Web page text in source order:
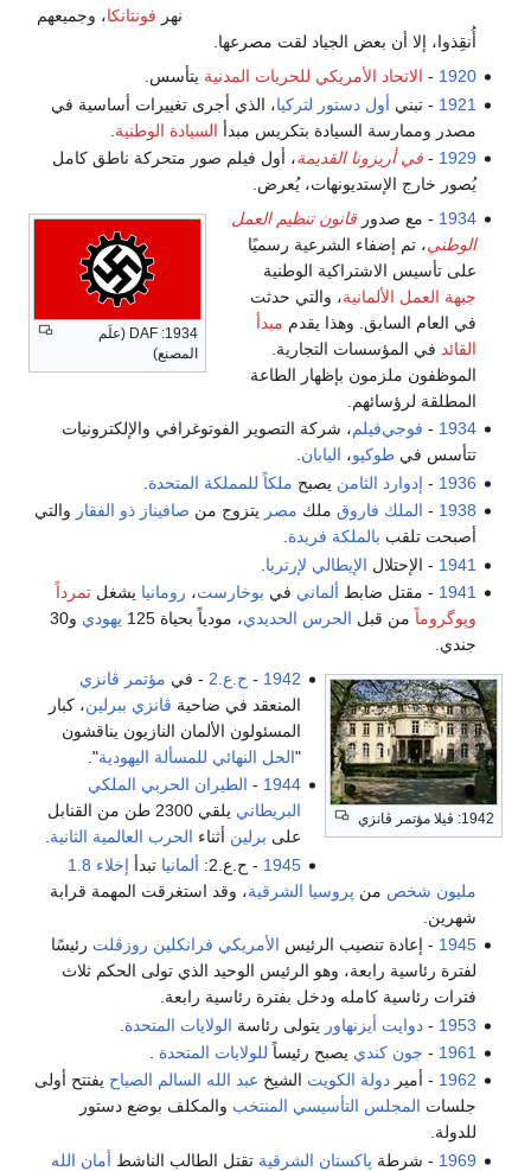
نهر فونتانكا، وجميعهم
أُنقِذوا، إلا أن بعض الجياد لقت مصرعها.
1920
- الاتحاد الأمريكي للحريات المدنية يتأسس.
1921 - تبني أول دستور لتركيا، الذي أجرى تغييرات أساسية في
مصدر وممارسة السيادة بتكريس مبدأ السيادة الوطنية
1929
-في أريزونا القديمة، أول فيلم صور متحركة ناطق كامل
يُصور خارج الإستديونهات، يُعرض.
1934: DAF (علَم
المصنع)
1934 - مع صدورقانون تنظيم العمل
الوطني، تم إضفاء الشرعية رسميًا
على تأسيس الاشتراكية الوطنية
جبهة العمل الألمانية، والتي حدثت
في العام السابق. وهذا يقدم مبدأ
القائد في المؤسسات التجارية.
الموظفون ملزمون بإظهار الطاعة
المطلقة لرؤسائهم.
1934
- فوجي‌فيلم، شركة التصوير الفوتوغرافي والإلكترونيات
تتأسس فيطوكيو، اليابان.
1936
- إدوارد الثامن يصبح ملكاً للمملكة المتحدة
1938
- الملك فاروق ملك مصر يتزوج من صافيناز ذو الفقار والتي
أصبحت تلقب بالملكة فريدة.
1941 - الإحتلال الإيطالي لإرتريا
1941 - مقتل ضابط ألماني في بوخارست، رومانيا يشغلتمرداً
وپوگروماً من قبل الحرس الحديدي، مودياً بحياة 125 يهودي
و30
جندي.
1942: ڤيلا مؤتمر ڤانزي
1942
- ح.ع.2 - في مؤتمر ڤانزي
المنعقد في ضاحية ڤانزي ببرلين، كبار
المسئولون الألمان النازيون يناقشون
"الحل النهائي للمسألة اليهودية".
1944
- الطيران الحربي الملكي
البريطاني
يلقي 2300 طن من القنابل
على برلين أثناء الحرب العالمية الثانية.
1945 - ح.ع.2: ألمانيا تبدأ
إخلاء 1.8
مليون شخص من پروسيا الشرقية، وقد استغرقت المهمة قرابة
شهرين.
1945 - إعادة تنصيب الرئيس الأمريكي فرانكلين روزڤلت رئيسًا
لفترة رئاسية رابعة، وهو الرئيس الوحيد الذي تولى الحكم ثلاث
فترات رئاسية كامله ودخل بفترة رئاسية رابعة.
1953
-دوايت أيزنهاور يتولى رئاسة الولايات المتحدة
1961
- جون كندي يصبح رئيساً للولايات المتحدة
1962 - أميردولة الكويت الشيخ عبد الله السالم الصباح يفتتح أولى
جلسات المجلس التأسيسي المنتخب والمكلف بوضع دستور
للدولة.
1969 - شرطة پاكستان الشرقية تقتل الطالب الناشط أمان الله